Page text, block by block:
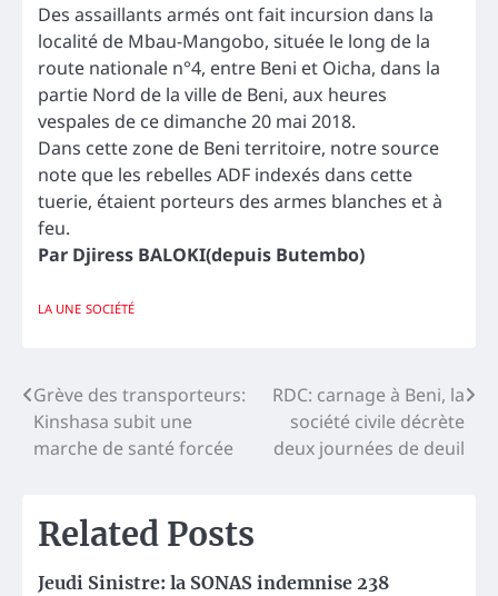
Des assaillants armés ont fait incursion dans la
localité de Mbau-Mangobo, située le long de la
route nationale n°4, entre Beni et Oicha, dans la
partie Nord de la ville de Beni, aux heures
vespales de ce dimanche 20 mai 2018.
Dans cette zone de Beni territoire, notre source
note que les rebelles ADF indexés dans cette
tuerie, étaient porteurs des armes blanches et à
feu.
Par Djiress BALOKI(depuis Butembo)
LA UNE SOCIÉTÉ
Navigation
de
Grève des transporteurs:
Kinshasa subit une
marche de santé forcée
RDC: carnage à Beni, la
société civile décrète
deux journées de deuil
Related Posts
Jeudi Sinistre: la SONAS indemnise 238